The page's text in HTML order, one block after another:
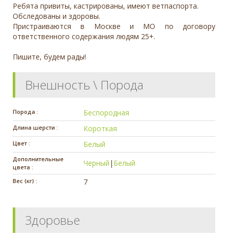
Ребята привиты, кастрированы, имеют ветпаспорта.
Обследованы и здоровы.
Пристраиваются в Москве и МО по договору
ответственного содержания людям 25+.
Пишите, будем рады!
Внешность \ Порода
Порода : Беспородная
Длина шерсти : Короткая
Цвет : Белый
Дополнительные
цвета :
Черный | Белый
Вес (кг) : 7
Здоровье